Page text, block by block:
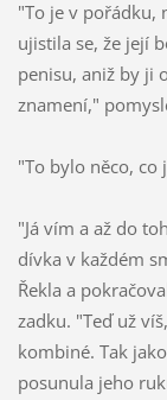
"To je v pořádku,
ujistila se, že její
penisu, aniž by ji
znamení,"
"To bylo něco, co
"Já vím a až do
dívka v každém
Řekla a
zadku. "Teď už
kombiné. Tak
posunula jeho